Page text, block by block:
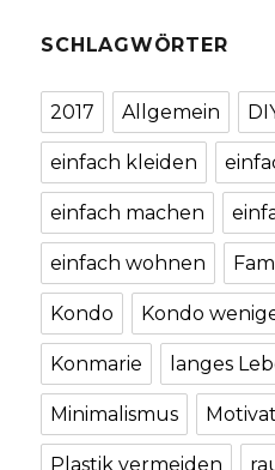
SCHLAGWÖRTER
2017 Allgemein
einfach kleiden
einfach machen
einfach wohnen
Kondo Kondo
Konmarie langes
Minimalismus
Plastik vermeiden